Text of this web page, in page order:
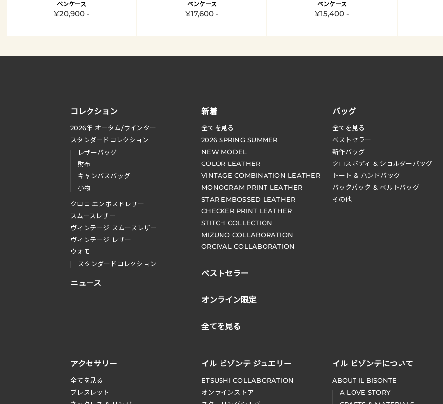
ペンケース
¥20,900 -
ペンケース
¥17,600 -
ペンケース
¥15,400 -
コレクション
2026年 オータム/ウインター
スタンダードコレクション
レザーバッグ
財布
キャンバスバッグ
小物
クロコ エンボスドレザー
スムースレザー
ヴィンテージ スムースレザー
ヴィンテージ レザー
ウォモ
スタンダードコレクション
ニュース
新着
全てを見る
2026 SPRING SUMMER
NEW MODEL
COLOR LEATHER
VINTAGE COMBINATION LEATHER
MONOGRAM PRINT LEATHER
STAR EMBOSSED LEATHER
CHECKER PRINT LEATHER
STITCH COLLECTION
MIZUNO COLLABORATION
ORCIVAL COLLABORATION
ベストセラー
オンライン限定
全てを見る
バッグ
全てを見る
ベストセラー
新作バッグ
クロスボディ & ショルダーバッグ
トート & ハンドバッグ
バックパック & ベルトバッグ
その他
アクセサリー
全てを見る
ブレスレット
イル ビゾンテ ジュエリー
ETSUSHI COLLABORATION
オンラインストア
イル ビゾンテについて
ABOUT IL BISONTE
A LOVE STORY